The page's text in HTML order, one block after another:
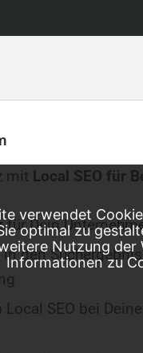
mit Local SEO für
für Dein
in den
Local SEO bei
verwendet
optimal zu
Nutzung der
Informationen zu